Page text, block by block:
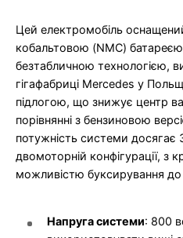
Цей електромобіль
кобальтовою (NMC)
безтабличною технологією,
гігафабриці Mercedes у
підлогою, що знижує центр
порівнянні з бензиновою
потужність системи досягає
двомоторній конфігурації,
можливістю буксирування
Напруга системи: 800